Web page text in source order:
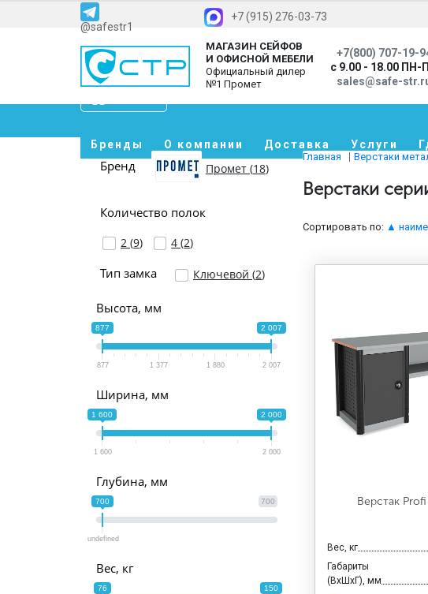
@safestr1
+7 (915) 276-03-73
МАГАЗИН СЕЙФОВ
И ОФИСНОЙ МЕБЕЛИ
Официальный дилер
№1 Промет
+7(800) 707-19-
с 9.00 - 18.00 ПН-
sales@safe-
Бренды О компании Доставка Услуги
Бренд Промет (18)
Количество полок
2 (9) 4 (2)
Тип замка Ключевой (2)
Высота, мм
877 2 007
877 1 377 1 880 2 007
Ширина, мм
1 600 2 000
1 600 2 000
Глубина, мм
700
700
undefined
Вес, кг
76 150
Главная Верстаки
Верстаки
Сортировать по: ▲
Верстак
Вес, кг
Габариты
(ВхШхГ), мм